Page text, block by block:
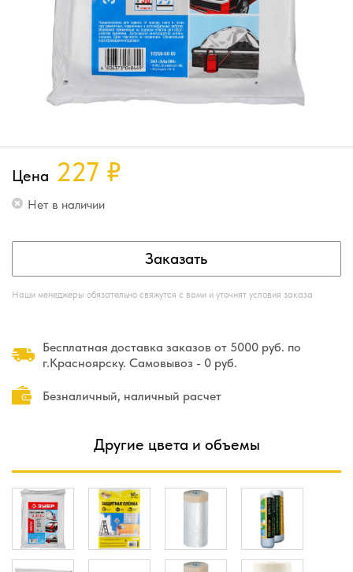
Цена 227 ₽
Нет в наличии
Заказать
Наши менеджеры обязательно свяжутся с вами и уточнят условия заказа
Бесплатная доставка заказов от 5000 руб. по
г.Красноярску. Самовывоз - 0 руб.
Безналичный, наличный расчет
Другие цвета и объемы